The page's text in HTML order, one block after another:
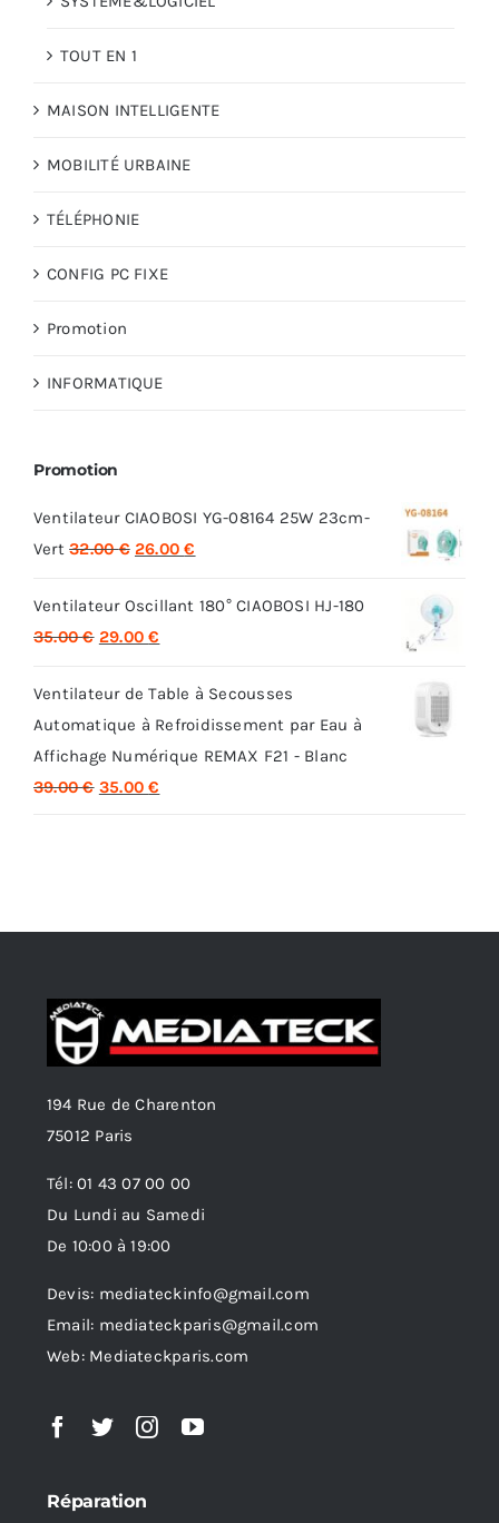
TOUT EN 1
MAISON INTELLIGENTE
MOBILITÉ URBAINE
TÉLÉPHONIE
CONFIG PC FIXE
Promotion
INFORMATIQUE
Promotion
Ventilateur CIAOBOSI YG-08164 25W 23cm-
Vert 32.00€ Le
initial
était :
26.00€
actuel
Ventilateur Oscillant 180° CIAOBOSI HJ-180
35.00€ Le
initial
était :
35.00 €.
29.00€
actuel
est :
29.00 €.
Ventilateur de Table à Secousses
Automatique à Refroidissement par Eau à
Affichage Numérique REMAX F21 - Blanc
39.00€ Le
35.00€
194 Rue de Charenton
75012 Paris
Tél: 01 43 07 00 00
Du Lundi au Samedi
De 10:00 à 19:00
Devis: mediateckinfo@gmail.com
Email: mediateckparis@gmail.com
Web: Mediateckparis.com
Réparation